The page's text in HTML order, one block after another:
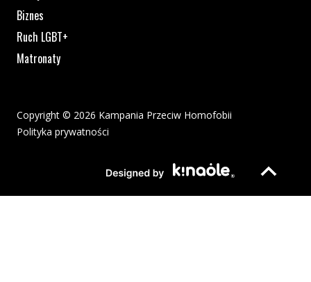
Biznes
Ruch LGBT+
Matronaty
Copyright © 2026 Kampania Przeciw Homofobii
Polityka prywatności
Strona otwiera